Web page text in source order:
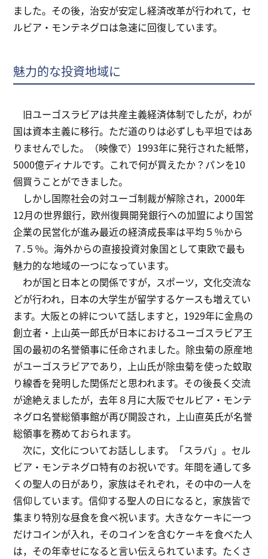
ました。その後，治安が安定し経済改革が行われて，セ
ルビア・モンテネグロは急速に回復しています。
魅力的な投資地域に
旧ユーゴスラビアは共産主義経済体制でしたが，わが
国は資本主義に移行。ただ道のりは必ずしも平坦ではあ
りませんでした。（映像で）1993年に発行された紙幣，
5000億ディナルです。これで何が買えたか？パンを10
個買うことができました。
しかし国際社会の対ユーゴ制裁が解除され，2000年
12月の世界銀行，欧州復興開発銀行への加盟により国営
企業の民営化が進み最近の経済成長率は平均５％から
７.５％。海外からの直接投資対象国として東欧で最も
魅力的な地域の一つになっています。
わが国と日本との関係ですが，スポーツ，文化交流な
どが行われ，日本の大学生が留学するケースも増えてい
ます。大阪との絆について話しますと，1929年に金鳥の
創立者・上山英一郎氏が日本におけるユーゴスラビア王
国の最初の名誉領事に任命されました。除虫菊の原産地
がユーゴスラビアであり，上山氏が除虫菊を使った蚊取
り線香を発明した関係だと思われます。その後長く交流
が途絶えましたが，去年８月に大阪でセルビア・モンテ
ネグロ名誉総領事館が再び開設され，上山直英氏が名誉
総領事を務めておられます。
次に，文化についてお話しします。「スラバ」。セル
ビア・モンテネグロ特有のお祝いです。年間を通して多
くの聖人の日があり，家族はそれぞれ，その中の一人を
信仰しています。信仰する聖人の日になると，家族皆で
集まり特別な昼食を食べ祝います。大きなケーキに一つ
だけコインが入れ，そのコインを含むケーキを食べた人
は，その年幸せになると言い伝えられています。たくさ